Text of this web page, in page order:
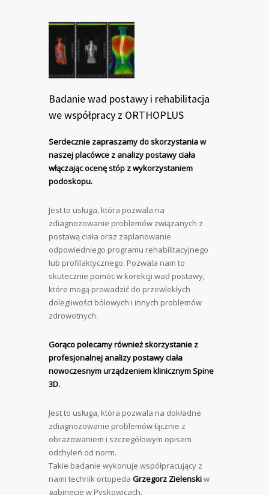
Badanie wad postawy i rehabilitacja
we współpracy z ORTHOPLUS
Serdecznie zapraszamy do skorzystania w
naszej placówce z analizy postawy ciała
włączając ocenę stóp z wykorzystaniem
podoskopu.
Jest to usługa, która pozwala na
zdiagnozowanie problemów związanych z
postawą ciała oraz zaplanowanie
odpowiedniego programu rehabilitacyjnego
lub profilaktycznego. Pozwala nam to
skutecznie pomóc w korekcji wad postawy,
które mogą prowadzić do przewlekłych
dolegliwości bólowych i innych problemów
zdrowotnych.
Gorąco polecamy również skorzystanie z
profesjonalnej analizy postawy ciała
nowoczesnym urządzeniem klinicznym Spine
3D.
Jest to usługa, która pozwala na dokładne
zdiagnozowanie problemów łącznie z
obrazowaniem i szczegółowym opisem
odchyleń od norm.
Takie badanie wykonuje współpracujący z
nami technik ortopeda Grzegorz Zielenskiw
gabinecie w Pyskowicach.